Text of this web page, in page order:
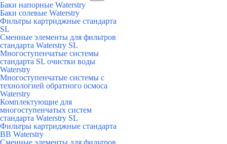
Баки напорные Waterstry
Баки солевые Waterstry
Фильтры картриджные стандарта
SL
Cменные элементы для фильтров
стандарта Waterstry SL
Многоступенчатые системы
стандарта SL очистки воды
Waterstry
Многоступенчатые системы с
технологией обратного осмоса
Waterstry
Комплектующие для
многоступенчатых систем
стандарта Waterstry SL
Фильтры картриджные стандарта
BB Waterstry
Cменные элементы для фильтров